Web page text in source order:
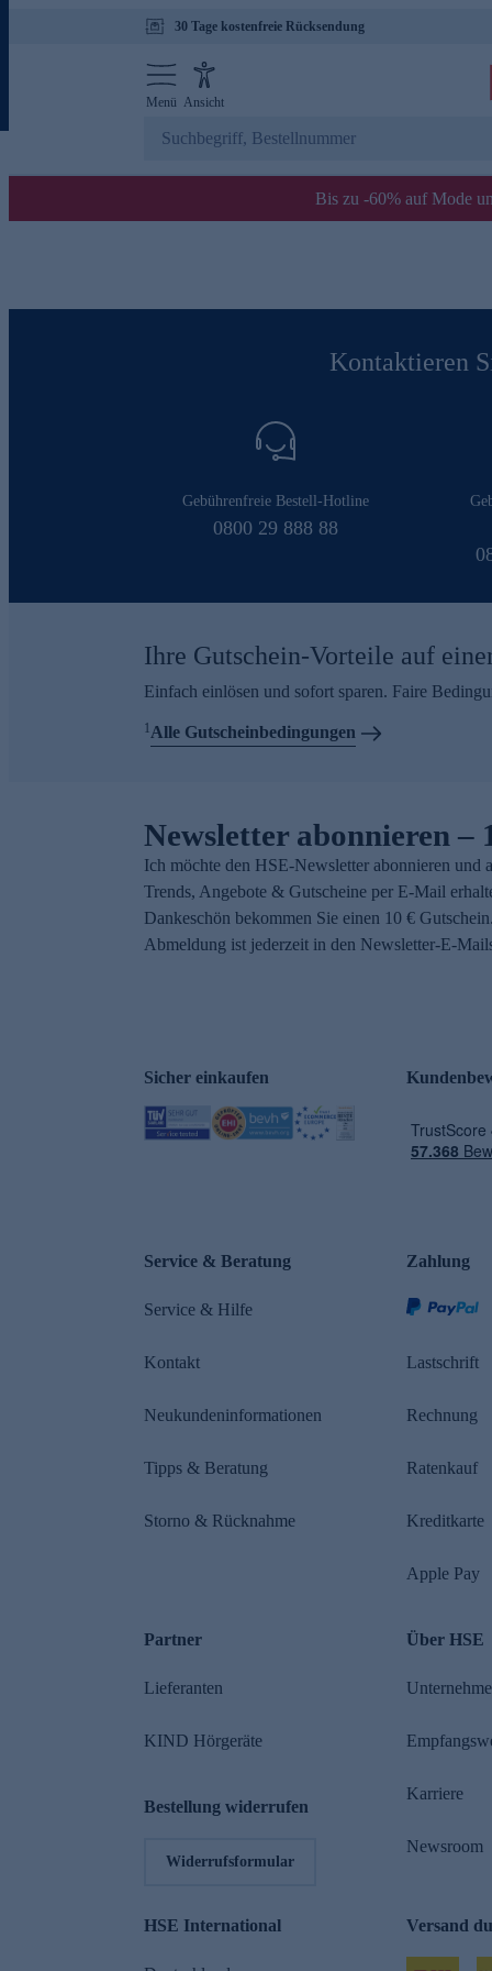
30 Tage kostenfreie Rücksendung
Menü Ansicht
Bis zu -60% auf Mode
Kontaktieren
Gebührenfreie Bestell-Hotline
0800 29 888 88
Ihre Gutschein-Vorteile auf
Einfach einlösen und sofort sparen. Faire
1Alle Gutscheinbedingungen
Newsletter abonnieren –
Ich möchte den HSE-Newsletter abonnieren und
Trends, Angebote & Gutscheine per E-Mail
Dankeschön bekommen Sie einen 10 €
Abmeldung ist jederzeit in den Newsletter-E-
Sicher einkaufen
Service & Beratung
Service & Hilfe
Kontakt
Neukundeninformationen
Tipps & Beratung
Storno & Rücknahme
Zahlung
Lastschrift
Rechnung
Ratenkauf
Kreditkarte
Apple Pay
Partner
Lieferanten
KIND Hörgeräte
Bestellung widerrufen
Widerrufsformular
Über HSE
Karriere
Newsroom
HSE International Versand